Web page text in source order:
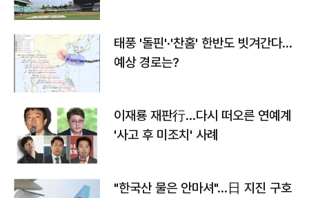
태풍 '돌핀'·'찬홈' 한반도 빗겨간다…
예상 경로는?
이재룡 재판行…다시 떠오른 연예계
'사고 후 미조치' 사례
"한국산 물은 안마셔"…日 지진 구호